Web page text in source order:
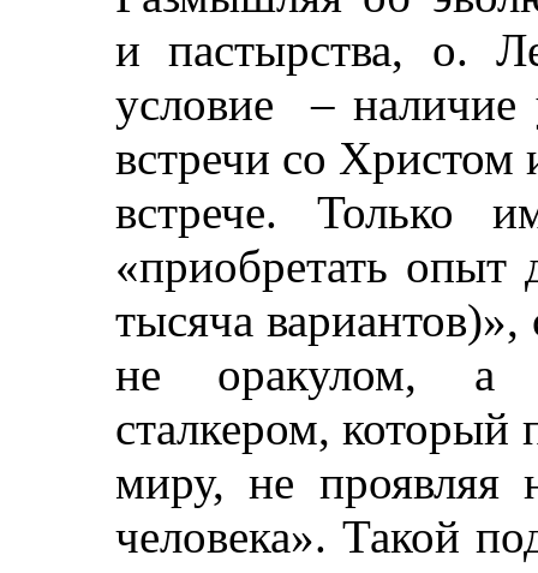
и пастырства, о.
условие – наличие
встречи со Христом
встрече. Только
«приобретать опыт
тысяча
не оракулом, а
сталкером, который
миру, не проявляя
человека». Такой